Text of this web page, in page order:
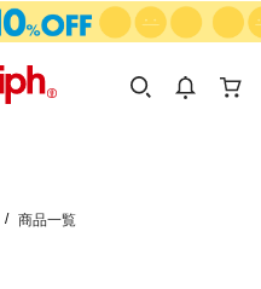
商品一覧